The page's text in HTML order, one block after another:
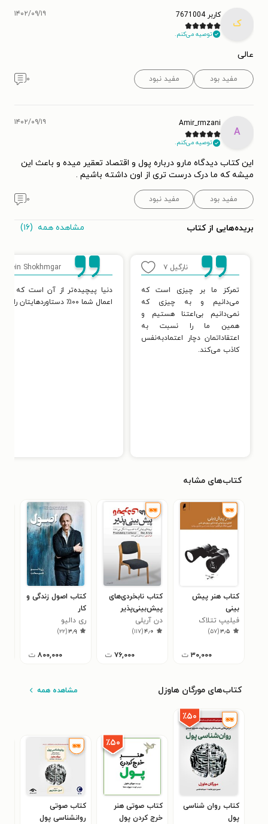
ک
کاربر 7671004
توصیه می‌کنم.
۱۴۰۲/۰۹/۱۹
عالی
مفید بود مفید نبود ۰
A
Amir_rmzani
توصیه می‌کنم.
۱۴۰۲/۰۹/۱۹
این کتاب دیدگاه مارو درباره پول و اقتصاد تعقیر میده و باعث این
میشه که ما درک درست تری از اون داشته باشیم .
مفید بود مفید نبود ۰
بریده‌هایی از کتاب مشاهده همه (۱۶)
نارگیل ۷
تمرکز ما بر چیزی است که
می‌دانیم و به چیزی که
نمی‌دانیم بی‌اعتنا هستیم و
همین ما را نسبت به
اعتقاداتمان دچار اعتمادبه‌نفس
کاذب می‌کند.
Shokhmgar
اعمال شما ۱۰۰٪ دستاوردهایتان را هم تعیین کند
کتاب‌های مشابه
کتاب هنر پیش
بینی
فیلیپ تتلاک
۳٫۵(۵۷)
۳۰,۰۰۰ ت
کتاب نابخردی‌های
پیش‌بینی‌پذیر
دن آریلی
۴٫۰(۱۱۷)
۷۶,۰۰۰ ت
کتاب اصول زندگی و
کار
ری دالیو
۳٫۹(۲۲)
۸۰۰,۰۰۰ ت
کتاب‌های مورگان هاوزل مشاهده همه
٪۵۰
کتاب روان شناسی
پول
٪۵۰
کتاب صوتی هنر
خرج کردن پول
کتاب صوتی
روانشناسی پول